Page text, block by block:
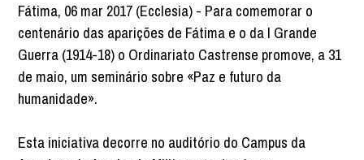
Fátima, 06 mar 2017 (Ecclesia) - Para comemorar o
centenário das aparições de Fátima e o da I Grande
Guerra (1914-18) o Ordinariato Castrense promove, a 31
de maio, um seminário sobre «Paz e futuro da
humanidade».
Esta iniciativa decorre no auditório do Campus da